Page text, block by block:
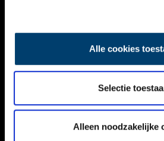
Alle cookies
Selectie
Alleen noodzakelijke
ACTIVITEITEN